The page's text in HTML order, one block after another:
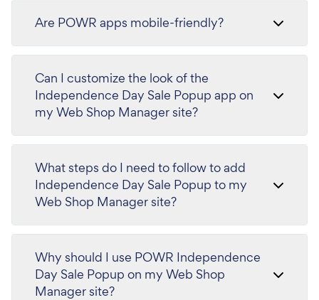
Are POWR apps mobile-friendly?
Can I customize the look of the
Independence Day Sale Popup app on
my Web Shop Manager site?
What steps do I need to follow to add
Independence Day Sale Popup to my
Web Shop Manager site?
Why should I use POWR Independence
Day Sale Popup on my Web Shop
Manager site?